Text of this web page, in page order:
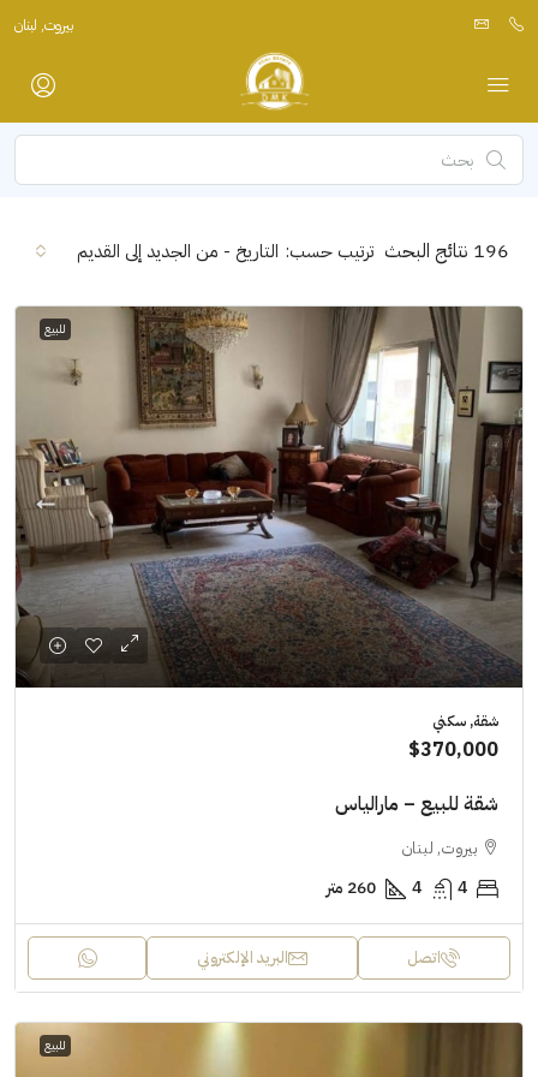
بيروت, لبنان
196 نتائج البحث ترتيب حسب: التاريخ - من الجديد إلى القديم
للبيع
شقة, سكني
$370,000
شقة للبيع – مارالياس
بيروت, لبنان
4
4 260 متر
اتصل البريد الإلكتروني
للبيع